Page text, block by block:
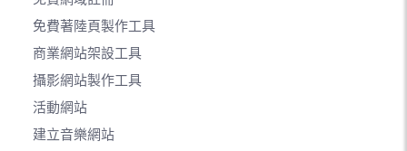
免費著陸頁製作工具
商業網站架設工具
攝影網站製作工具
活動網站
建立音樂網站